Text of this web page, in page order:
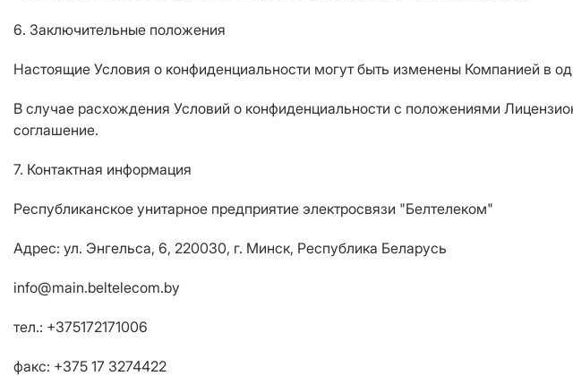
6. Заключительные положения
Настоящие Условия о конфиденциальности могут быть изменены Компанией в
В случае расхождения Условий о конфиденциальности с положениями
соглашение.
7. Контактная информация
Республиканское унитарное предприятие электросвязи "Белтелеком"
Адрес: ул. Энгельса, 6, 220030, г. Минск, Республика Беларусь
info@main.beltelecom.by
тел.: +375172171006
факс: +375 17 3274422